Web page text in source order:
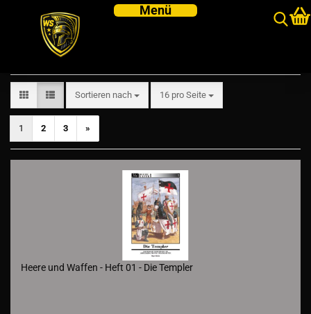
Zeughausverlag - Heere und Waffen
Sortieren nach
Sortieren nach 16 pro Seite
pro Seite
1 2 3 »
Heere und Waffen - Heft 01 - Die Templer